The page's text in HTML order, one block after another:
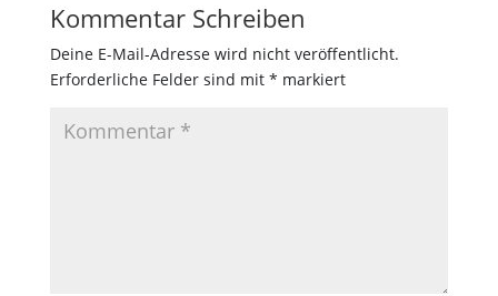
Kommentar Schreiben
Deine E-Mail-Adresse wird nicht veröffentlicht.
Erforderliche Felder sind mit * markiert